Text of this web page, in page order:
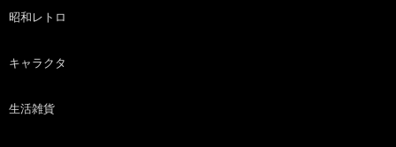
昭和レトロ
キャラクタ
生活雑貨